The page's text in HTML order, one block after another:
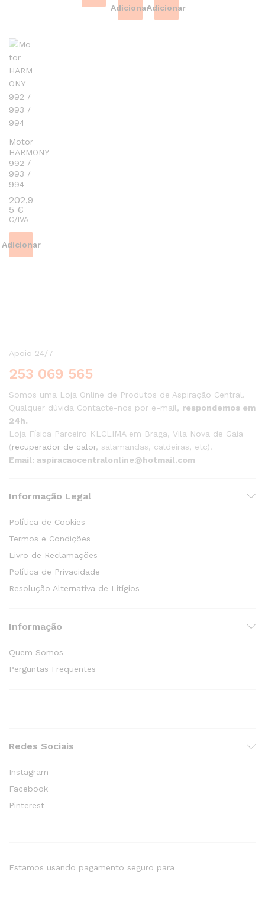
AdicionarAdicionar
Motor
HARMONY
992 /
993 /
994
202,9
5 €
C/IVA
Adicionar
Apoio 24/7
253 069 565
Somos uma Loja Online de Produtos de Aspiração Central.
Qualquer dúvida Contacte-nos por e-mail, respondemos em
24h.
Loja Física Parceiro KLCLIMA em Braga, Vila Nova de Gaia
(recuperador de calor, salamandas, caldeiras, etc).
Email: aspiracaocentralonline@hotmail.com
Informação Legal
Política de Cookies
Termos e Condições
Livro de Reclamações
Política de Privacidade
Resolução Alternativa de Litígios
Informação
Quem Somos
Perguntas Frequentes
Redes Sociais
Instagram
Facebook
Pinterest
Estamos usando pagamento seguro para